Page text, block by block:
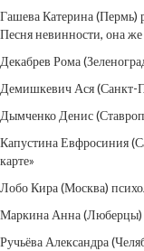
Гашева Катерина (Пермь)
Песня невинности, она
Декабрев Рома
Демишкевич Ася (Санкт-
Дымченко Денис
Капустина Евфросиния
карте»
Лобо Кира (Москва)
Маркина Анна (Люберцы)
Ручьёва Александра